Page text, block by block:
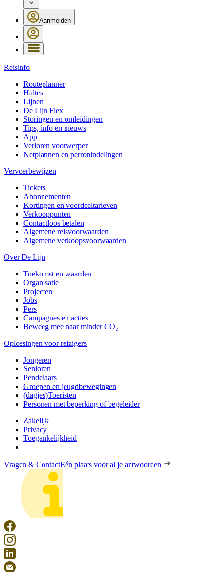
Aanmelden
Reisinfo
Routeplanner
Haltes
Lijnen
De Lijn Flex
Storingen en omleidingen
Tips, info en nieuws
App
Verloren voorwerpen
Netplannen en perronindelingen
Vervoerbewijzen
Tickets
Abonnementen
Kortingen en voordeeltarieven
Verkooppunten
Contactloos betalen
Algemene reisvoorwaarden
Algemene verkoopsvoorwaarden
Over De Lijn
Toekomst en waarden
Organisatie
Projecten
Jobs
Pers
Campagnes en acties
Beweeg mee naar minder CO₂
Oplossingen voor reizigers
Jongeren
Senioren
Pendelaars
Groepen en jeugdbewegingen
(dagjes)Toeristen
Personen met beperking of begeleider
Zakelijk
Privacy
Toegankelijkheid
Vragen & ContactEén plaats voor al je antwoorden